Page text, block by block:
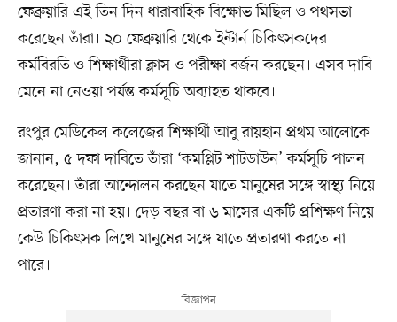
ফেব্রুয়ারি এই তিন দিন ধারাবাহিক বিক্ষোভ মিছিল ও পথসভা
করেছেন তাঁরা। ২০ ফেব্রুয়ারি থেকে ইন্টার্ন চিকিৎসকদের
কর্মবিরতি ও শিক্ষার্থীরা ক্লাস ও পরীক্ষা বর্জন করছেন। এসব দাবি
মেনে না নেওয়া পর্যন্ত কর্মসূচি অব্যাহত থাকবে।
রংপুর মেডিকেল কলেজের শিক্ষার্থী আবু রায়হান প্রথম আলোকে
জানান, ৫ দফা দাবিতে তাঁরা ‘কমপ্লিট শাটডাউন’ কর্মসূচি পালন
করেছেন। তাঁরা আন্দোলন করছেন যাতে মানুষের সঙ্গে স্বাস্থ্য নিয়ে
প্রতারণা করা না হয়। দেড় বছর বা ৬ মাসের একটি প্রশিক্ষণ নিয়ে
কেউ চিকিৎসক লিখে মানুষের সঙ্গে যাতে প্রতারণা করতে না
পারে।